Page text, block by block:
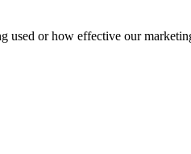
or how effective our